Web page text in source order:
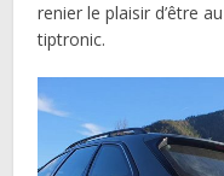
renier le plaisir d’être
tiptronic.